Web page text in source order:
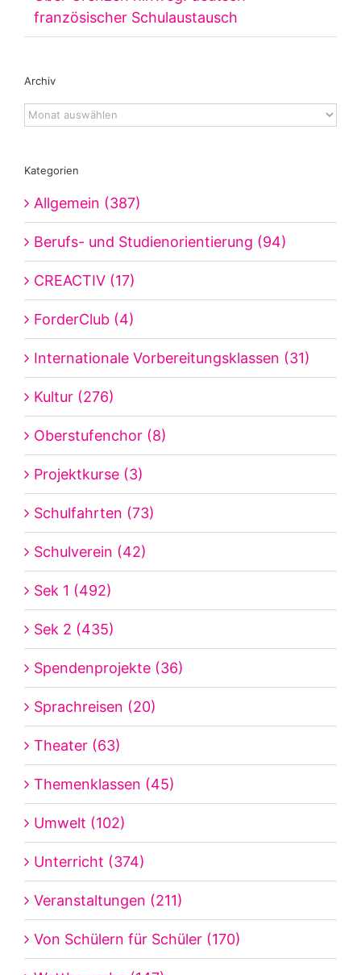
französischer Schulaustausch
Archiv
Archiv
Kategorien
Allgemein (387)
Berufs- und Studienorientierung (94)
CREACTIV (17)
ForderClub (4)
Internationale Vorbereitungsklassen (31)
Kultur (276)
Oberstufenchor (8)
Projektkurse (3)
Schulfahrten (73)
Schulverein (42)
Sek 1 (492)
Sek 2 (435)
Spendenprojekte (36)
Sprachreisen (20)
Theater (63)
Themenklassen (45)
Umwelt (102)
Unterricht (374)
Veranstaltungen (211)
Von Schülern für Schüler (170)